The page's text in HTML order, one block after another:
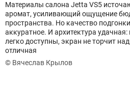
Материалы салона Jetta VS5
аромат, усиливающий ощущение
пространства. Но качество
аккуратное. И архитектура
легко доступны, экран не торчит
отличная
© Вячеслав Крылов